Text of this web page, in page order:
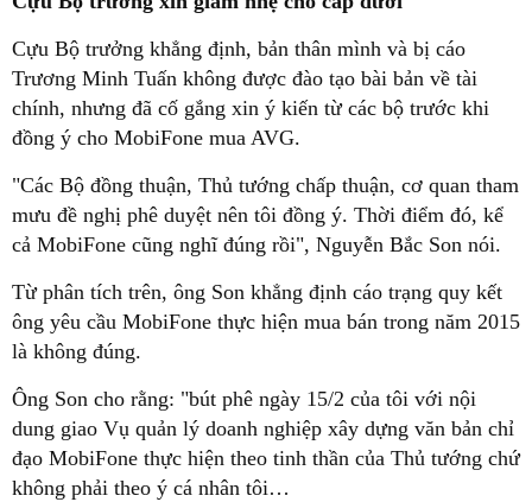
Cựu Bộ trưởng khẳng định, bản thân mình và bị cáo
Trương Minh Tuấn không được đào tạo bài bản về tài
chính, nhưng đã cố gắng xin ý kiến từ các bộ trước khi
đồng ý cho MobiFone mua AVG.
"Các Bộ đồng thuận, Thủ tướng chấp thuận, cơ quan tham
mưu đề nghị phê duyệt nên tôi đồng ý. Thời điểm đó, kể
cả MobiFone cũng nghĩ đúng rồi", Nguyễn Bắc Son nói.
Từ phân tích trên, ông Son khẳng định cáo trạng quy kết
ông yêu cầu MobiFone thực hiện mua bán trong năm 2015
là không đúng.
Ông Son cho rằng: "bút phê ngày 15/2 của tôi với nội
dung giao Vụ quản lý doanh nghiệp xây dựng văn bản chỉ
đạo MobiFone thực hiện theo tinh thần của Thủ tướng chứ
không phải theo ý cá nhân tôi…